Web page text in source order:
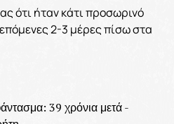
ότι ήταν κάτι προσωρινό
2-3 μέρες πίσω στα